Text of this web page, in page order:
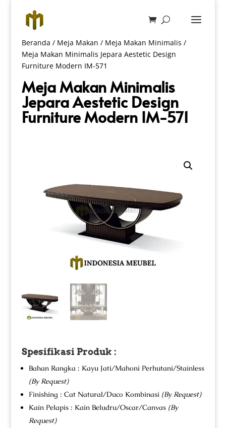
Beranda / Meja Makan / Meja Makan Minimalis /
Meja Makan Minimalis Jepara Aestetic Design
Furniture Modern IM-571
Meja Makan Minimalis
Jepara Aestetic Design
Furniture Modern IM-571
Spesifikasi Produk :
Bahan Rangka : Kayu Jati/Mahoni Perhutani/Stainless
(By Request)
Finishing : Cat Natural/Duco Kombinasi (By Request)
Kain Pelapis : Kain Beludru/Oscar/Canvas (By
Request)